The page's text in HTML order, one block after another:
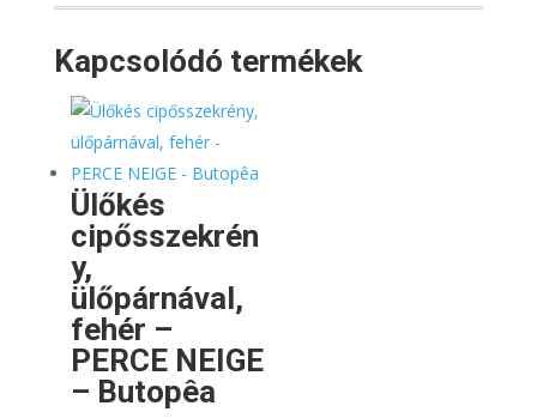
Kapcsolódó termékek
Ülőkés
cipősszekrén
y,
ülőpárnával,
fehér –
PERCE NEIGE
– Butopêa